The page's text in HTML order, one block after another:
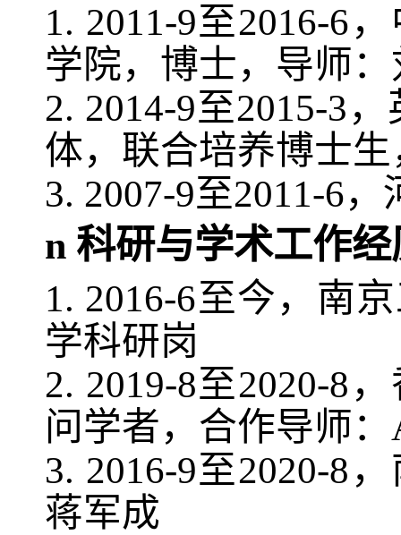
1. 2011-9至2016-6
学院，博士，导师
2. 2014-9至2015-3
体，联合培养博士
3. 2007-9至2011-6，
n 科研与学术工作经
1. 2016-6至今，南
学科研岗
2. 2019-8至2020-8
问学者，合作导师：
3. 2016-9至2020-8
蒋军成